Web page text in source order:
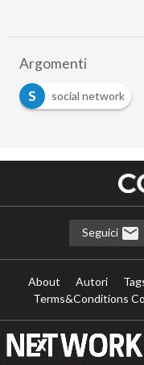
Argomenti
S
social network
Seguici
About Autori
Terms&Conditions